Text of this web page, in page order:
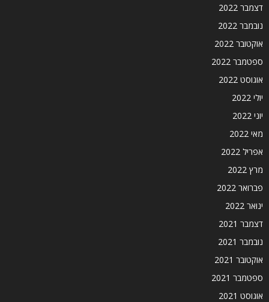
דצמבר 2022
נובמבר 2022
אוקטובר 2022
ספטמבר 2022
אוגוסט 2022
יולי 2022
יוני 2022
מאי 2022
אפריל 2022
מרץ 2022
פברואר 2022
ינואר 2022
דצמבר 2021
נובמבר 2021
אוקטובר 2021
ספטמבר 2021
אוגוסט 2021